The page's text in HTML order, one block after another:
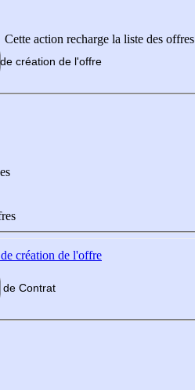
Cette action recharge la liste des offres
création de l'offre
création de l'offre
de Contrat